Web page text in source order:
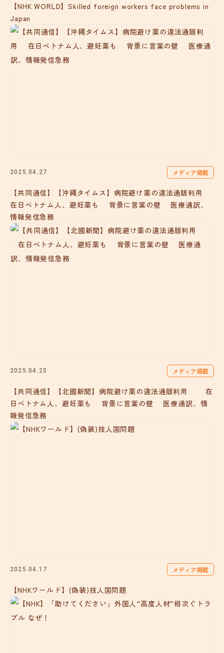
【NHK WORLD】Skilled foreign workers face problems in
Japan
2025.04.27 メディア掲載
【共同通信】【沖縄タイムス】病院避け薬の違法通販利用
在日ベトナム人、避妊薬も 背景に言葉の壁 医療通訳、
情報発信急務
2025.04.25 メディア掲載
【共同通信】【北國新聞】病院避け薬の違法通販利用 在
日ベトナム人、避妊薬も 背景に言葉の壁 医療通訳、情
報発信急務
2025.04.17 メディア掲載
【NHKワールド】(偽装)技人国問題